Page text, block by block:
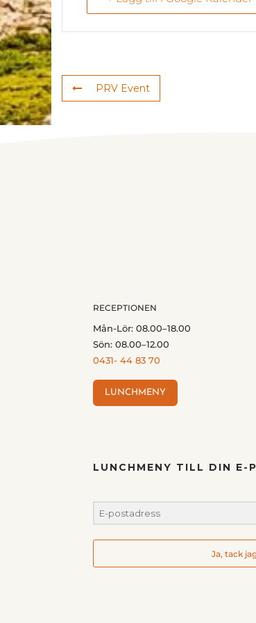
PRV Event
RECEPTIONEN
Mån-Lör: 08.00–18.00
Sön: 08.00–12.00
0431- 44 83 70
LUNCHMENY
LUNCHMENY TILL DIN E-
Ja, tack